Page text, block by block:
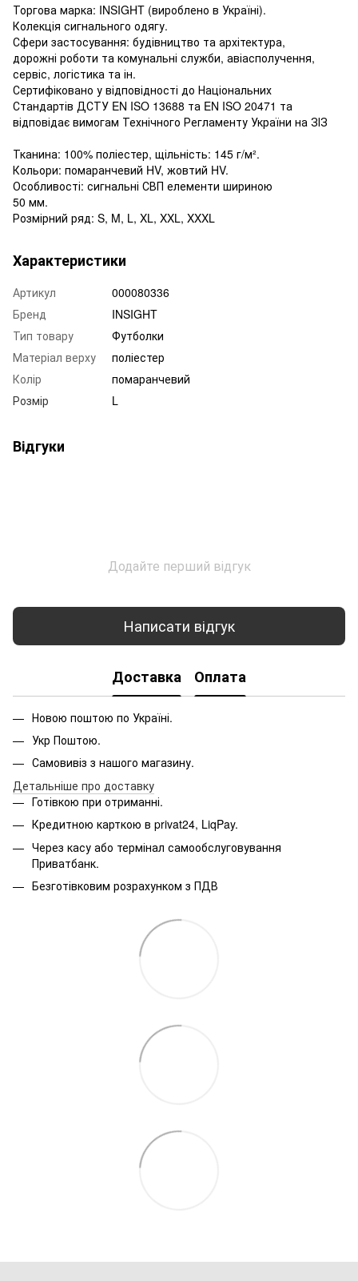
Торгова марка: INSIGHT (вироблено в Україні).
Колекція сигнального одягу.
Сфери застосування: будівництво та архітектура,
дорожні роботи та комунальні служби, авіасполучення,
сервіс, логістика та ін.
Сертифіковано у відповідності до Національних
Стандартів ДСТУ EN ISO 13688 та EN ISO 20471 та
відповідає вимогам Технічного Регламенту України на ЗІЗ
Тканина: 100% поліестер, щільність: 145 г/м².
Кольори: помаранчевий HV, жовтий HV.
Особливості: сигнальні СВП елементи шириною
50 мм.
Розмірний ряд: S, M, L, XL, XXL, XXXL
Характеристики
Артикул
000080336
Бренд
INSIGHT
Тип товару
Футболки
Матеріал верху
поліестер
Колір
помаранчевий
Розмір
L
Відгуки
Додайте перший відгук
Написати відгук
Доставка Оплата
Новою поштою по Україні.
Укр Поштою.
Самовивіз з нашого магазину.
Детальніше про доставку
Готівкою при отриманні.
Кредитною карткою в privat24, LiqPay.
Через касу або термінал самообслуговування
Приватбанк.
Безготівковим розрахунком з ПДВ